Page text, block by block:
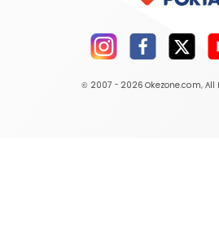
© 2007 - 2026 Okezone.com, All